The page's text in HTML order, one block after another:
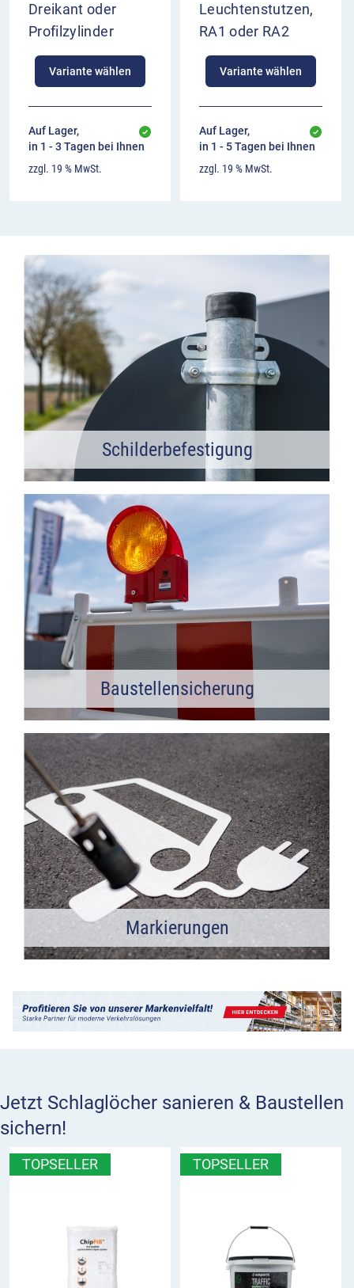
Dreikant oder
Profilzylinder
Variante wählen
Auf Lager,
in 1 - 3 Tagen bei Ihnen
zzgl. 19 % MwSt.
Leuchtenstutzen,
RA1 oder RA2
Variante wählen
Auf Lager,
in 1 - 5 Tagen bei Ihnen
zzgl. 19 % MwSt.
Schilderbefestigung
Baustellensicherung
Markierungen
Jetzt Schlaglöcher sanieren & Baustellen
sichern!
TOPSELLER TOPSELLER